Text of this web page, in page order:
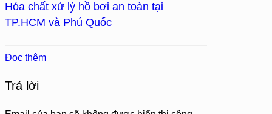
Hóa chất xử lý hồ bơi an toàn tại
TP.HCM và Phú Quốc
Đọc thêm
Trả lời